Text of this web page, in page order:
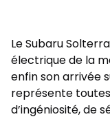
Le Subaru
électrique de la
enfin son arrivée
représente
d’ingéniosité, de